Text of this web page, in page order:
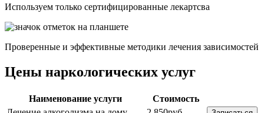
Используем только сертифицированные лекартсва
Проверенные и эффективные методики лечения зависимостей
Цены наркологических услуг
Наименование услуги
Стоимость